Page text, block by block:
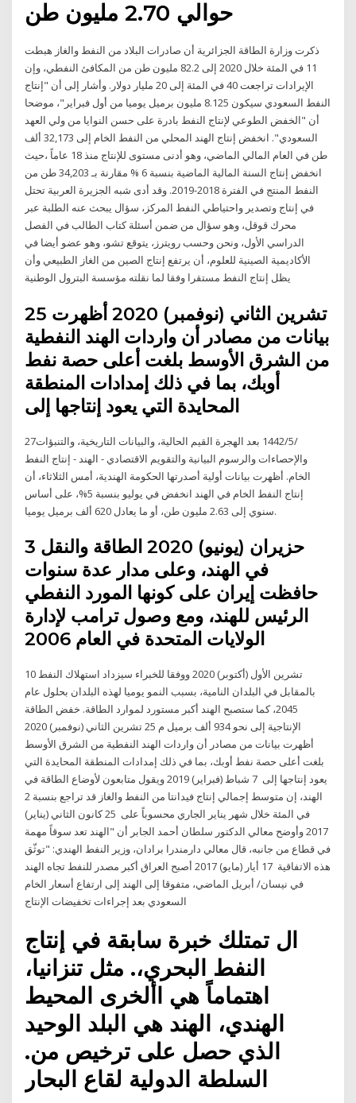
ذكرت وزارة الطاقة الجزائرية أن صادرات البلاد من النفط والغاز هبطت
11 في المئة خلال 2020 إلى 82.2 مليون طن من المكافئ النفطي، وإن
الإيرادات تراجعت 40 في المئة إلى 20 مليار دولار. وأشار إلى أن "إنتاج
النفط السعودي سيكون 8.125 مليون برميل يوميا من أول فبراير"، موضحا
أن "الخفض الطوعي لإنتاج النفط بادرة على حسن النوايا من ولي العهد
السعودي". انخفض إنتاج الهند المحلي من النفط الخام إلى 32,173 ألف
طن في العام المالي الماضي، وهو أدنى مستوى للإنتاج منذ 18 عاماً ،حيث
انخفض إنتاج السنة المالية الماضية بنسبة 6 % مقارنة بـ 34,203 طن من
النفط المنتج في الفترة 2018-2019. وقد أدى شبه الجزيرة العربية تحتل
في إنتاج وتصدير واحتياطي النفط المركز، سؤال يبحث عنه الطلبة عبر
محرك قوقل، وهو سؤال من ضمن أسئلة كتاب الطالب في الفصل
الدراسي الأول، ونحن وحسب رويترز، يتوقع تشو، وهو عضو أيضا في
الأكاديمية الصينية للعلوم، أن يرتفع إنتاج الصين من الغاز الطبيعي وأن
يظل إنتاج النفط مستقرا وفقا لما نقلته مؤسسة البترول الوطنية
25 تشرين الثاني (نوفمبر) 2020 أظهرت
بيانات من مصادر أن واردات الهند النفطية
من الشرق الأوسط بلغت أعلى حصة نفط
أوبك، بما في ذلك إمدادات المنطقة
27‏‏/5‏‏/1442 بعد الهجرة القيم الحالية، والبيانات التاريخية، والتنبؤات
والإحصاءات والرسوم البيانية والتقويم الاقتصادي - الهند - إنتاج النفط
الخام. أظهرت بيانات أولية أصدرتها الحكومة الهندية، أمس الثلاثاء، أن
إنتاج النفط الخام في الهند انخفض في يوليو بنسبة 5%، على أساس
سنوي إلى 2.63 مليون طن، أو ما يعادل 620 ألف برميل يوميا.
3 حزيران (يونيو) 2020 الطاقة والنقل
في الهند، وعلى مدار عدة سنوات
حافظت إيران على كونها المورد النفطي
الرئيس للهند، ومع وصول ترامب لإدارة
10 تشرين الأول (أكتوبر) 2020 ووفقا للخبراء سيزداد استهلاك النفط
بالمقابل في البلدان النامية، بسبب النمو يوميا لهذه البلدان بحلول عام
2045، كما ستصبح الهند أكبر مستورد لموارد الطاقة. خفض الطاقة
الإنتاجية إلى نحو 934 ألف برميل م 25 تشرين الثاني (نوفمبر) 2020
أظهرت بيانات من مصادر أن واردات الهند النفطية من الشرق الأوسط
بلغت أعلى حصة نفط أوبك، بما في ذلك إمدادات المنطقة المحايدة التي
يعود إنتاجها إلى 7 شباط (فبراير) 2019 ويقول متابعون لأوضاع الطاقة في
الهند، إن متوسط إجمالي إنتاج فيدانتا من النفط والغاز قد تراجع بنسبة 2
في المئة خلال شهر يناير الجاري محسوباً على 25 كانون الثاني (يناير)
2017 وأوضح معالي الدكتور سلطان أحمد الجابر أن "الهند تعد سوقاً مهمة
في قطاع من جانبه، قال معالي دارمندرا برادان، وزير النفط الهندي: "توثّق
هذه الاتفاقية 17 أيار (مايو) 2017 أصبح العراق أكبر مصدر للنفط تجاه الهند
في نيسان/ أبريل الماضي، متفوقا إلى الهند إلى ارتفاع أسعار الخام
ال تمتلك خبرة سابقة في إنتاج
النفط البحري،. مثل تنزانيا،
اهتماماً هي األخرى المحيط
الهندي، الهند هي البلد الوحيد
الذي حصل على ترخيص من.